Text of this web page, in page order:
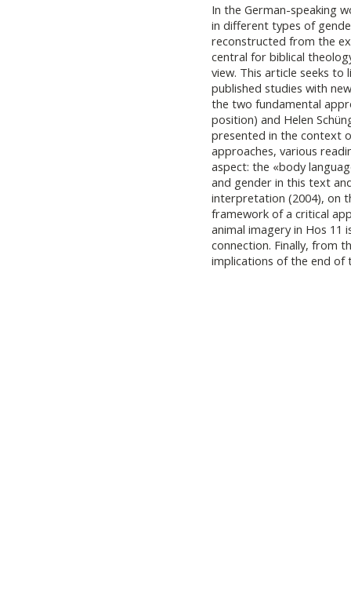
In the German-speaking
in different types of
reconstructed from the
central for biblical
view. This article seeks
published studies with
the two fundamental
position) and Helen
presented in the context
approaches, various
aspect: the «body
and gender in this text
interpretation (2004), on
framework of a critical
animal imagery in Hos 11
connection. Finally, from
implications of the end of